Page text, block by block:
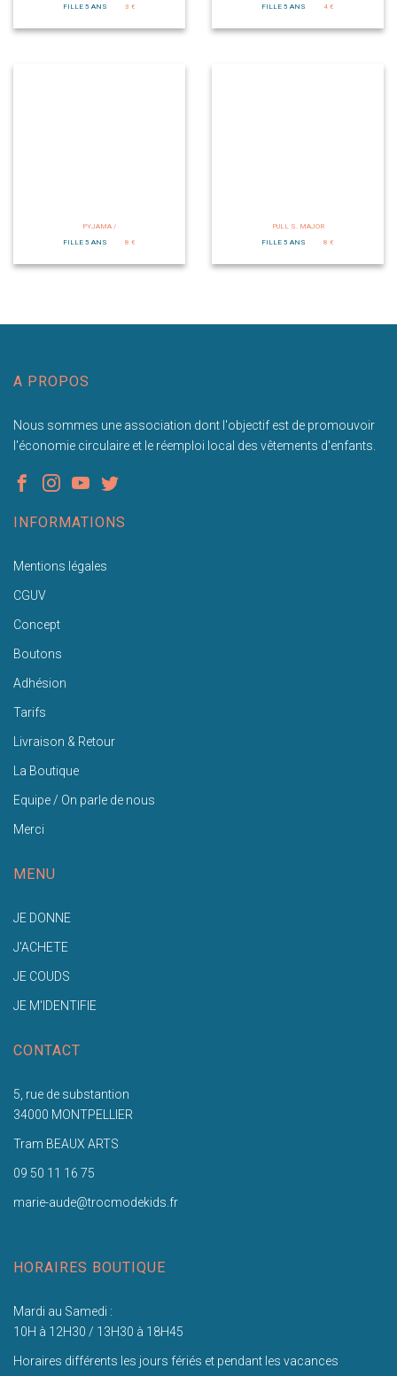
FILLE 5 ANS
3 €
FILLE 5 ANS
4 €
PYJAMA /
FILLE 5 ANS
8 €
PULL S. MAJOR
FILLE 5 ANS
8 €
A PROPOS
Nous sommes une association dont l'objectif est de promouvoir
l'économie circulaire et le réemploi local des vêtements d'enfants.
INFORMATIONS
Mentions légales
CGUV
Concept
Boutons
Adhésion
Tarifs
Livraison & Retour
La Boutique
Equipe / On parle de nous
Merci
MENU
JE DONNE
J'ACHETE
JE COUDS
JE M'IDENTIFIE
CONTACT
5, rue de substantion
34000 MONTPELLIER
Tram BEAUX ARTS
09 50 11 16 75
marie-aude@trocmodekids.fr
HORAIRES BOUTIQUE
Mardi au Samedi :
10H à 12H30 / 13H30 à 18H45
Horaires différents les jours fériés et pendant les vacances